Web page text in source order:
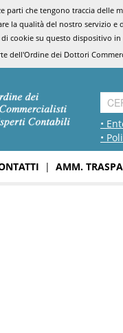
parti che tengono traccia
la qualità del nostro servizio e
cookie su questo dispositivo
dell'Ordine dei Dottori
•
•
| AMM.